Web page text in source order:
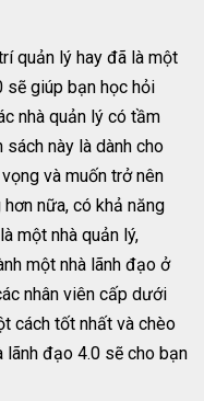
quản lý hay đã là một
sẽ giúp bạn học hỏi
nhà quản lý có tầm
này là dành cho
và muốn trở nên
nữa, có khả năng
một nhà quản lý,
một nhà lãnh đạo ở
nhân viên cấp dưới
cách tốt nhất và chèo
lãnh đạo 4.0 sẽ cho bạn